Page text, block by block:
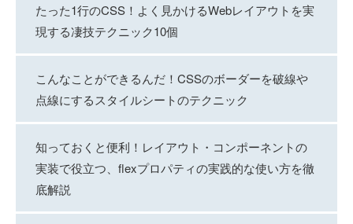
たった1行のCSS！よく見かけるWebレイアウトを実
現する凄技テクニック10個
こんなことができるんだ！CSSのボーダーを破線や
点線にするスタイルシートのテクニック
知っておくと便利！レイアウト・コンポーネントの
実装で役立つ、flexプロパティの実践的な使い方を徹
底解説